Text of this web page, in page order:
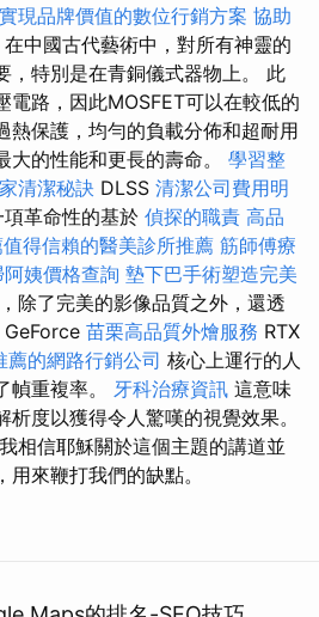
現品牌價值的數位行銷方案 協助
在中國古代藝術中，對所有神靈的
，特別是在青銅儀式器物上。 此
電路，因此MOSFET可以在較低的
熱保護，均勻的負載分佈和超耐用
大的性能和更長的壽命。 學習整
清潔秘訣 DLSS 清潔公司費用明
項革命性的基於 偵探的職責 高品
得信賴的醫美診所推薦 筋師傅療
姨價格查詢 墊下巴手術塑造完美
除了完美的影像品質之外，還透
GeForce 苗栗高品質外燴服務 RTX
薦的網路行銷公司 核心上運行的人
幀重複率。 牙科治療資訊 這意味
度以獲得令人驚嘆的視覺效果。
相信耶穌關於這個主題的講道並
來鞭打我們的缺點。